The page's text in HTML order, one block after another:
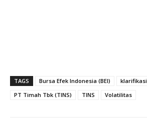
TAGS Bursa Efek Indonesia (BEI) klarifikasi
PT Timah Tbk (TINS)
TINS Volatilitas